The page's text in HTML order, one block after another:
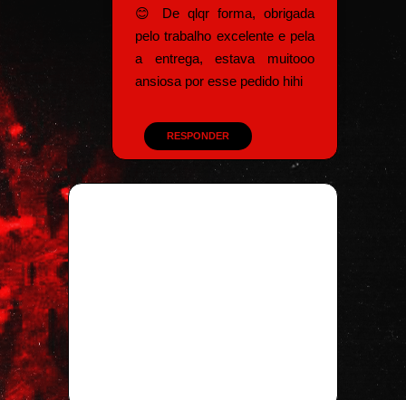
😊 De qlqr forma, obrigada
pelo trabalho excelente e pela
a entrega, estava muitooo
ansiosa por esse pedido hihi
RESPONDER